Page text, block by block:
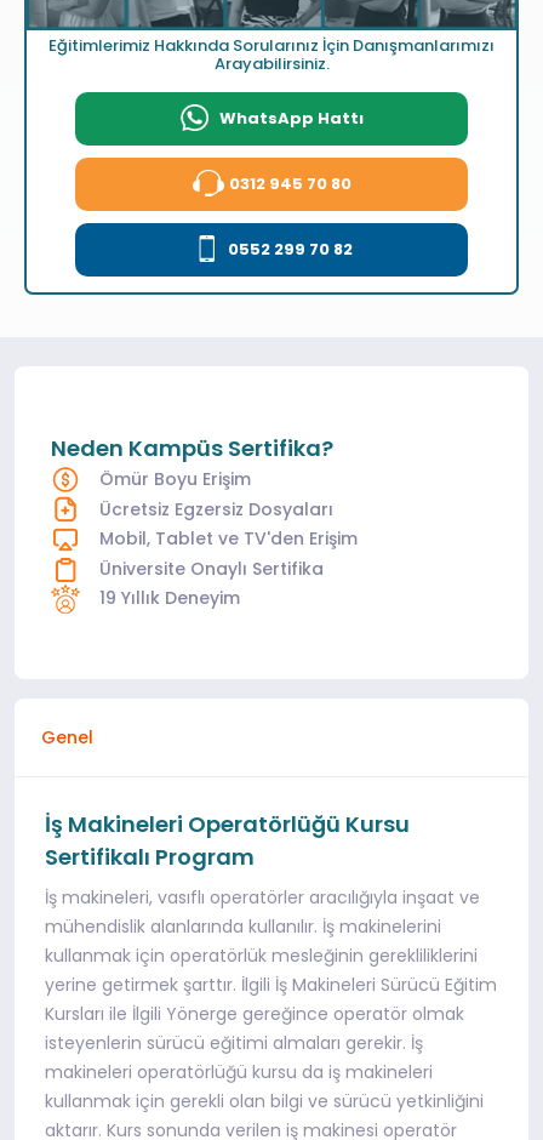
Eğitimlerimiz Hakkında Sorularınız İçin Danışmanlarımızı
Arayabilirsiniz.
WhatsApp Hattı
0312 945 70 80
0552 299 70 82
Neden Kampüs Sertifika?
Ömür Boyu Erişim
Ücretsiz Egzersiz Dosyaları
Mobil, Tablet ve TV'den Erişim
Üniversite Onaylı Sertifika
19 Yıllık Deneyim
Genel
İş Makineleri Operatörlüğü Kursu
Sertifikalı Program
İş makineleri, vasıflı operatörler aracılığıyla inşaat ve
mühendislik alanlarında kullanılır. İş makinelerini
kullanmak için operatörlük mesleğinin gerekliliklerini
yerine getirmek şarttır. İlgili İş Makineleri Sürücü Eğitim
Kursları ile İlgili Yönerge gereğince operatör olmak
isteyenlerin sürücü eğitimi almaları gerekir. İş
makineleri operatörlüğü kursu da iş makineleri
kullanmak için gerekli olan bilgi ve sürücü yetkinliğini
aktarır. Kurs sonunda verilen iş makinesi operatör